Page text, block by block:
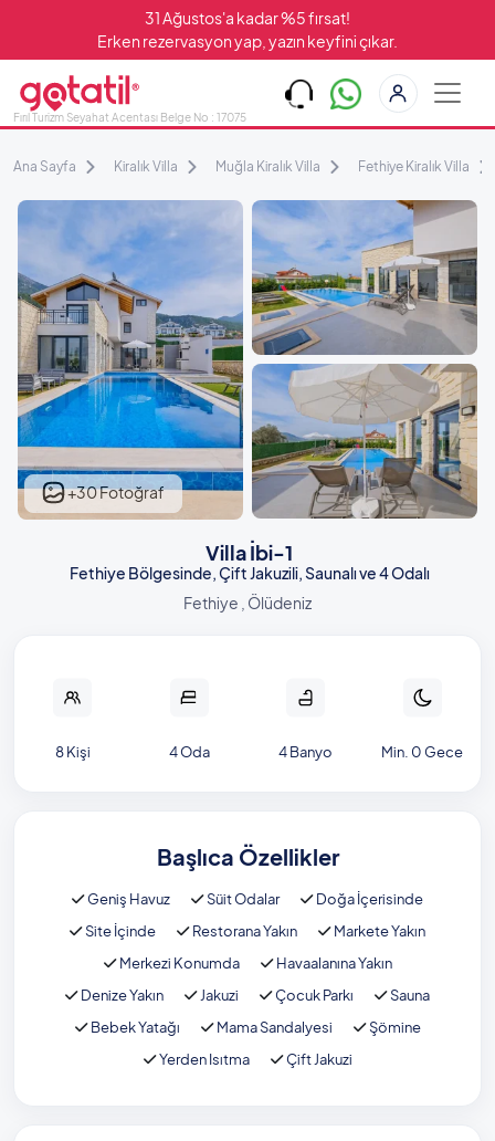
31 Ağustos'a kadar %5 fırsat!
Erken rezervasyon yap, yazın keyfini çıkar.
Fırıl Turizm Seyahat Acentası Belge No : 17075
Ana Sayfa Kiralık Villa Muğla Kiralık Villa Fethiye Kiralık Villa
Villa İbi-1
Fethiye Bölgesinde, Çift Jakuzili, Saunalı ve 4 Odalı
Fethiye , Ölüdeniz
+30 Fotoğraf
8 Kişi 4 Oda 4 Banyo Min. 0 Gece
Başlıca Özellikler
Geniş Havuz Süit Odalar
Doğa İçerisinde
Site İçinde
Restorana Yakın
Markete Yakın
Merkezi Konumda
Havaalanına Yakın
Denize Yakın
Jakuzi Çocuk Parkı
Sauna
Bebek Yatağı
Mama Sandalyesi
Şömine
Yerden Isıtma
Çift Jakuzi